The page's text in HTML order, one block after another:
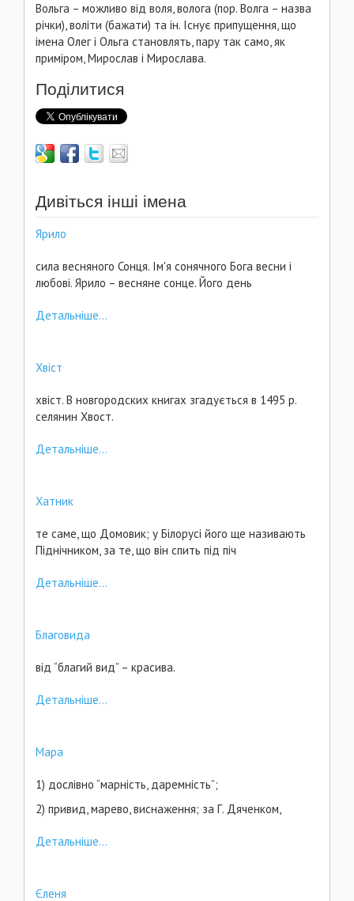
Вольга – можливо від воля, волога (пор. Волга – назва
річки), воліти (бажати) та ін. Існує припущення, що
імена Олег і Ольга становлять, пару так само, як
приміром, Мирослав і Мирослава.
Поділитися
Дивіться інші імена
Ярило
сила весняного Сонця. Ім'я сонячного Бога весни і
любові. Ярило – весняне сонце. Його день
Детальніше...
Хвіст
хвіст. В новгородских книгах згадується в 1495 p.
селянин Хвост.
Детальніше...
Хатник
те саме, що Домовик; у Білорусі його ще називають
Піднічником, за те, що він спить під піч
Детальніше...
Благовида
від “благий вид” – красива.
Детальніше...
Мара
1) дослівно “марність, даремність”;
2) привид, марево, виснаження; за Г. Дяченком,
Детальніше...
Єленя